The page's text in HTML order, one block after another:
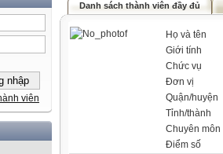
viên
Danh sách thành viên đầy đủ
Họ và tên
Giới tính
Chức vụ
Đơn vị
Quận/huyện
Tỉnh/thành
Chuyên môn
Điểm số